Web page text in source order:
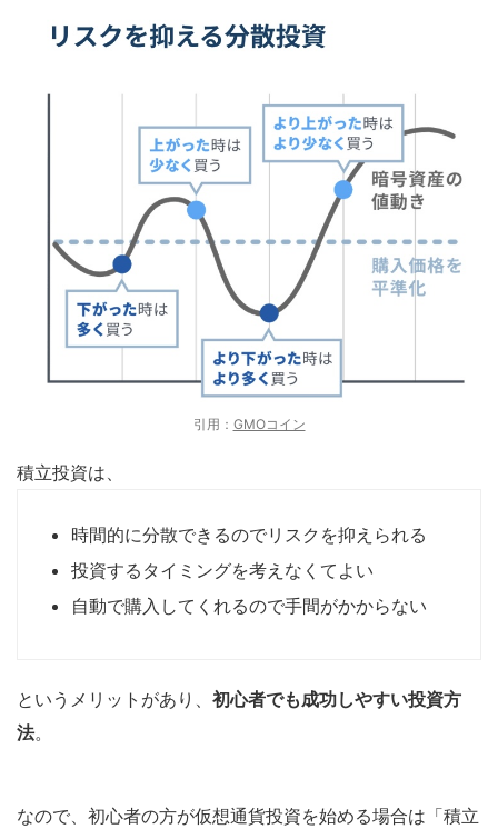
引用： GMOコイン
積立投資は、
時間的に分散できるのでリスクを抑えられる
投資するタイミングを考えなくてよい
自動で購入してくれるので手間がかからない
というメリットがあり、 初心者でも成功しやすい投資方
法。
なので、初心者の方が仮想通貨投資を始める場合は「積立